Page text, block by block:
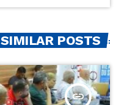
SIMILAR POSTS
insert_link